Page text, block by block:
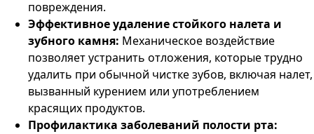
повреждения.
Эффективное удаление стойкого налета и
зубного камня: Механическое воздействие
позволяет устранить отложения, которые трудно
удалить при обычной чистке зубов, включая налет,
вызванный курением или употреблением
красящих продуктов.
Профилактика заболеваний полости рта: